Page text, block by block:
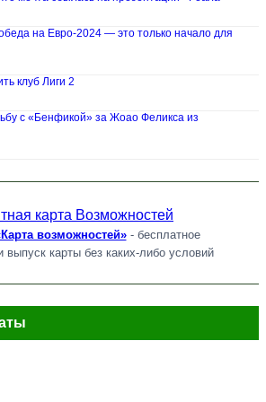
на Евро-2024 — это только начало для
клуб Лиги 2
с «Бенфикой» за Жоао Феликса из
возможностей»- бесплатное
выпуск карты без каких-либо условий